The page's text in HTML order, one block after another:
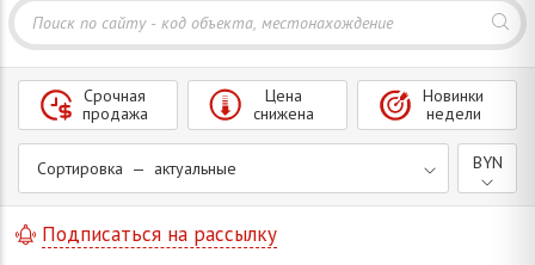
Сортировка — актуальные
Срочная
продажа
Цена
снижена
Новинки
недели
BYN
Подписаться на рассылку